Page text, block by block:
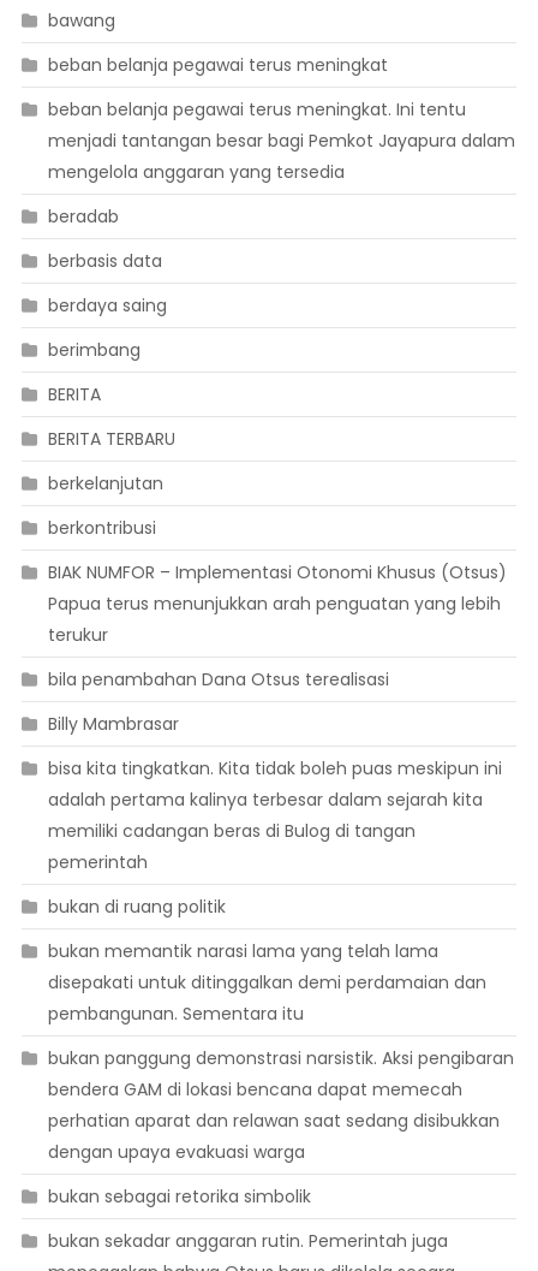
bawang
beban belanja pegawai terus meningkat
beban belanja pegawai terus meningkat. Ini tentu
menjadi tantangan besar bagi Pemkot Jayapura dalam
mengelola anggaran yang tersedia
beradab
berbasis data
berdaya saing
berimbang
BERITA
BERITA TERBARU
berkelanjutan
berkontribusi
BIAK NUMFOR – Implementasi Otonomi Khusus (Otsus)
Papua terus menunjukkan arah penguatan yang lebih
terukur
bila penambahan Dana Otsus terealisasi
Billy Mambrasar
bisa kita tingkatkan. Kita tidak boleh puas meskipun ini
adalah pertama kalinya terbesar dalam sejarah kita
memiliki cadangan beras di Bulog di tangan
pemerintah
bukan di ruang politik
bukan memantik narasi lama yang telah lama
disepakati untuk ditinggalkan demi perdamaian dan
pembangunan. Sementara itu
bukan panggung demonstrasi narsistik. Aksi pengibaran
bendera GAM di lokasi bencana dapat memecah
perhatian aparat dan relawan saat sedang disibukkan
dengan upaya evakuasi warga
bukan sebagai retorika simbolik
bukan sekadar anggaran rutin. Pemerintah juga